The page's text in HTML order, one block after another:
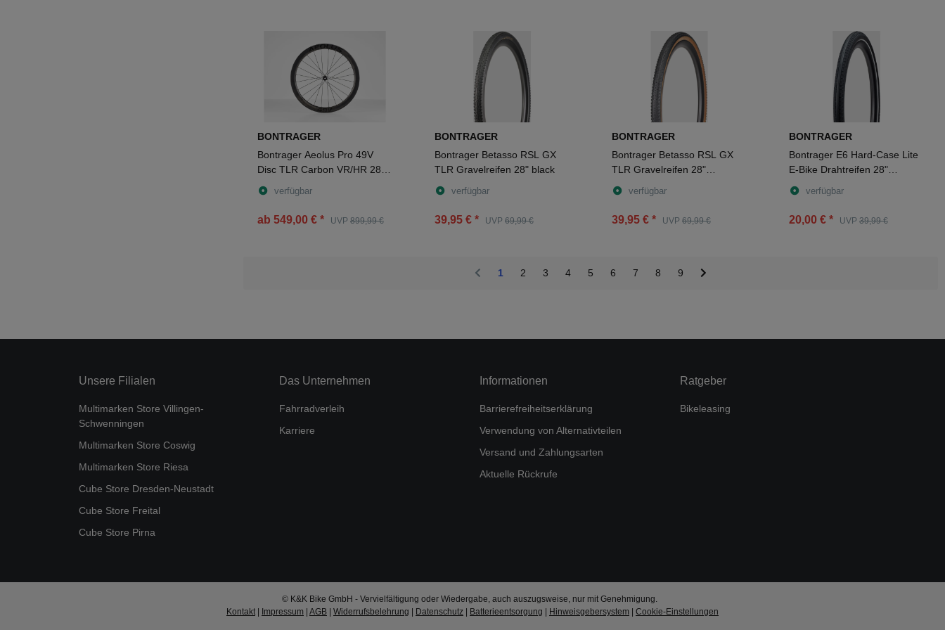
BONTRAGER
Bontrager Aeolus Pro 49V
Disc TLR Carbon VR/HR 28"
black
verfügbar
ab 549,00 € * UVP 899,99 €
BONTRAGER
Bontrager Betasso RSL GX
TLR Gravelreifen 28" black
verfügbar
39,95 € * UVP 69,99 €
BONTRAGER
Bontrager Betasso RSL GX
TLR Gravelreifen 28"
black/tan
verfügbar
39,95 € * UVP 69,99 €
BONTRAGER
Bontrager E6 Hard-Case Lite
E-Bike Drahtreifen 28"
black/reflective 50-622
verfügbar
20,00 € * UVP 39,99 €
1 2 3 4 5 6 7 8 9
Unsere Filialen
Multimarken Store Villingen-
Schwenningen
Multimarken Store Coswig
Multimarken Store Riesa
Cube Store Dresden-Neustadt
Cube Store Freital
Cube Store Pirna
Das Unternehmen
Fahrradverleih
Karriere
Informationen
Barrierefreiheitserklärung
Verwendung von Alternativteilen
Versand und Zahlungsarten
Aktuelle Rückrufe
Ratgeber
Bikeleasing
© K&K Bike GmbH - Vervielfältigung oder Wiedergabe, auch auszugsweise, nur mit Genehmigung.
Kontakt
Impressum AGB Widerrufsbelehrung Datenschutz Batterieentsorgung Hinweisgebersystem Cookie-Einstellungen